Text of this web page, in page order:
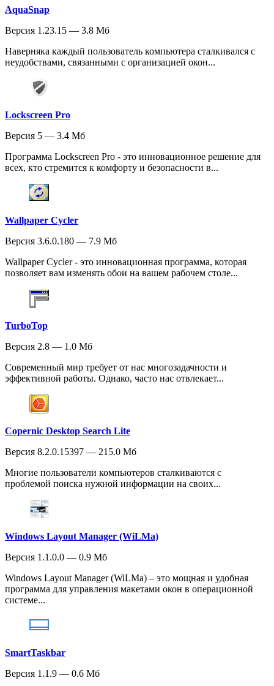
AquaSnap
Версия 1.23.15 — 3.8 Мб
Наверняка каждый пользователь компьютера сталкивался с
неудобствами, связанными с организацией окон...
Lockscreen Pro
Версия 5 — 3.4 Мб
Программа Lockscreen Pro - это инновационное решение для
всех, кто стремится к комфорту и безопасности в...
Wallpaper Cycler
Версия 3.6.0.180 — 7.9 Мб
Wallpaper Cycler - это инновационная программа, которая
позволяет вам изменять обои на вашем рабочем столе...
TurboTop
Версия 2.8 — 1.0 Мб
Современный мир требует от нас многозадачности и
эффективной работы. Однако, часто нас отвлекает...
Copernic Desktop Search Lite
Версия 8.2.0.15397 — 215.0 Мб
Многие пользователи компьютеров сталкиваются с
проблемой поиска нужной информации на своих...
Windows Layout Manager (WiLMa)
Версия 1.1.0.0 — 0.9 Мб
Windows Layout Manager (WiLMa) – это мощная и удобная
программа для управления макетами окон в операционной
системе...
SmartTaskbar
Версия 1.1.9 — 0.6 Мб